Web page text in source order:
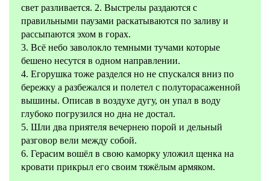
свет разливается. 2. Выстрелы раздаются с
правильными паузами раскатываются по заливу и
рассыпаются эхом в горах.
3. Всё небо заволокло темными тучами которые
бешено несутся в одном направлении.
4. Егорушка тоже разделся но не спускался вниз по
бережку а разбежался и полетел с полуторасаженной
вышины. Описав в воздухе дугу, он упал в воду
глубоко погрузился но дна не достал.
5. Шли два приятеля вечернею порой и дельный
разговор вели между собой.
6. Герасим вошёл в свою каморку уложил щенка на
кровати прикрыл его своим тяжёлым армяком.